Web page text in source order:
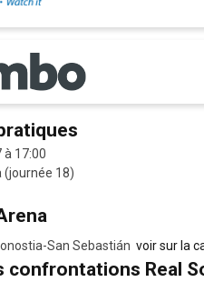
à 17:00
(journée 18)
San Sebastián voir sur la
confrontations Real